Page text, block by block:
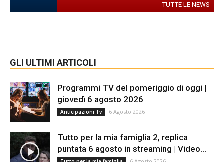
TUTTE LE NEWS
GLI ULTIMI ARTICOLI
Programmi TV del pomeriggio di oggi |
giovedì 6 agosto 2026
Anticipazioni Tv 6 Agosto 2026
Tutto per la mia famiglia 2, replica
puntata 6 agosto in streaming | Video...